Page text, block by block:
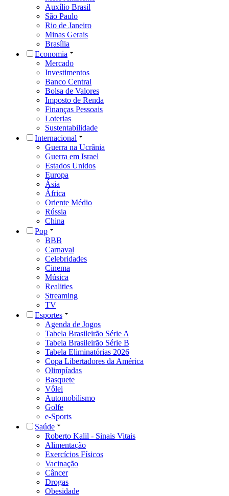
Auxílio Brasil
São Paulo
Rio de Janeiro
Minas Gerais
Brasília
Economia
Mercado
Investimentos
Banco Central
Bolsa de Valores
Imposto de Renda
Finanças Pessoais
Loterias
Sustentabilidade
Internacional
Guerra na Ucrânia
Guerra em Israel
Estados Unidos
Europa
Ásia
África
Oriente Médio
Rússia
China
Pop
BBB
Carnaval
Celebridades
Cinema
Música
Realities
Streaming
TV
Esportes
Agenda de Jogos
Tabela Brasileirão Série A
Tabela Brasileirão Série B
Tabela Eliminatórias 2026
Copa Libertadores da América
Olimpíadas
Basquete
Vôlei
Automobilismo
Golfe
e-Sports
Saúde
Roberto Kalil - Sinais Vitais
Alimentação
Exercícios Físicos
Vacinação
Câncer
Drogas
Obesidade